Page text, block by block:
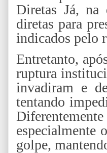
Diretas Já,
diretas para
indicados pelo
Entretanto,
ruptura
invadiram e
tentando
especialmente
golpe,